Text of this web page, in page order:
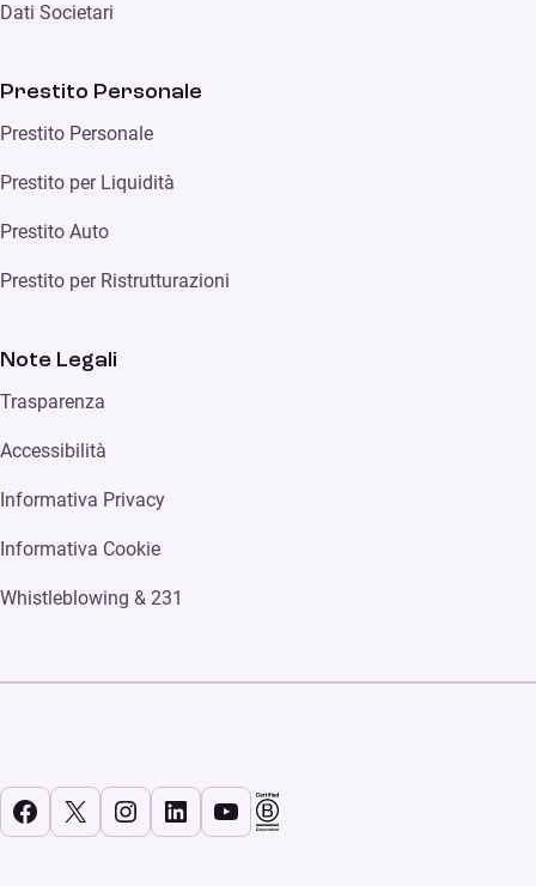
Dati Societari
Prestito Personale
Prestito Personale
Prestito per Liquidità
Prestito Auto
Prestito per Ristrutturazioni
Note Legali
Trasparenza
Accessibilità
Informativa Privacy
Informativa Cookie
Whistleblowing & 231
Facebook
X Instagram
LinkedIn
YouTube